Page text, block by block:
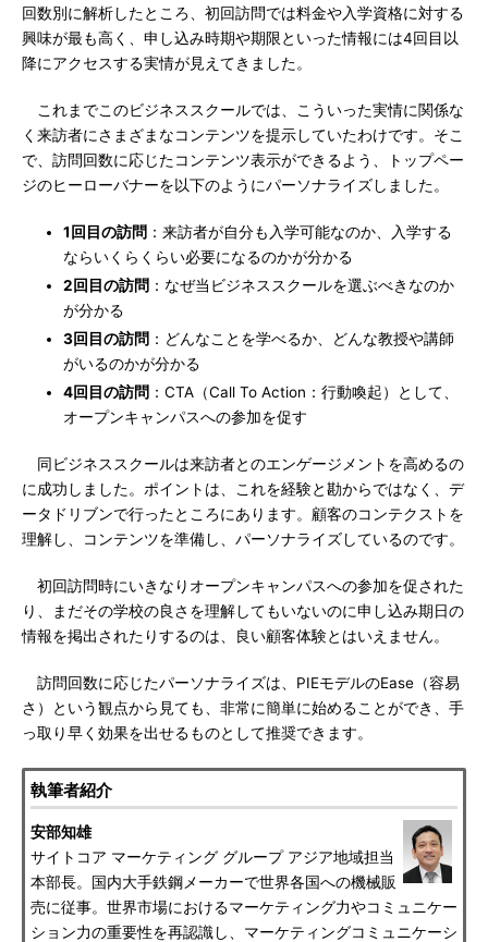
回数別に解析したところ、初回訪問では料金や入学資格に対する
興味が最も高く、申し込み時期や期限といった情報には4回目以
降にアクセスする実情が見えてきました。
これまでこのビジネススクールでは、こういった実情に関係な
く来訪者にさまざまなコンテンツを提示していたわけです。そこ
で、訪問回数に応じたコンテンツ表示ができるよう、トップペー
ジのヒーローバナーを以下のようにパーソナライズしました。
1回目の訪問 ：来訪者が自分も入学可能なのか、入学する
ならいくらくらい必要になるのかが分かる
2回目の訪問 ：なぜ当ビジネススクールを選ぶべきなのか
が分かる
3回目の訪問 ：どんなことを学べるか、どんな教授や講師
がいるのかが分かる
4回目の訪問 ：CTA（Call To Action：行動喚起）として、
オープンキャンパスへの参加を促す
同ビジネススクールは来訪者とのエンゲージメントを高めるの
に成功しました。ポイントは、これを経験と勘からではなく、デ
ータドリブンで行ったところにあります。顧客のコンテクストを
理解し、コンテンツを準備し、パーソナライズしているのです。
初回訪問時にいきなりオープンキャンパスへの参加を促された
り、まだその学校の良さを理解してもいないのに申し込み期日の
情報を掲出されたりするのは、良い顧客体験とはいえません。
訪問回数に応じたパーソナライズは、PIEモデルのEase（容易
さ）という観点から見ても、非常に簡単に始めることができ、手
っ取り早く効果を出せるものとして推奨できます。
執筆者紹介
安部知雄
サイトコア マーケティング グループ アジア地域担当
本部長。国内大手鉄鋼メーカーで世界各国への機械販
売に従事。世界市場におけるマーケティング力やコミュニケー
ション力の重要性を再認識し、マーケティングコミュニケーシ